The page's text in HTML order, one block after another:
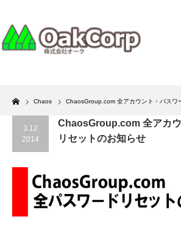
Home
Chaos ChaosGroup.com 全アカウント・パスワ
3.12
2014
ChaosGroup.com 全アカ
リセットのお知らせ